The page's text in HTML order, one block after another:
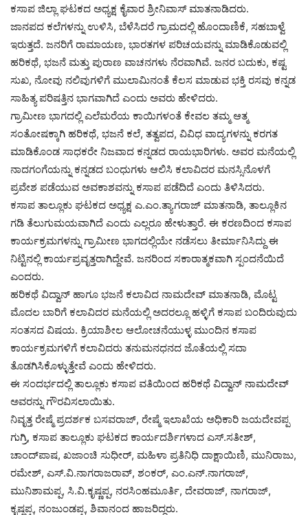
ಕಸಾಪ ಜಿಲ್ಲಾ ಘಟಕದ ಅಧ್ಯಕ್ಷ ಕೈವಾರ ಶ್ರೀನಿವಾಸ್‌ ಮಾತನಾಡಿದರು.
ಜಾನಪದ ಕಲೆಗಳನ್ನು ಉಳಿಸಿ, ಬೆಳೆಸಿದರೆ ಗ್ರಾಮದಲ್ಲಿ ಹೊಂದಾಣಿಕೆ, ಸಹಬಾಳ್ವೆ
ಇರುತ್ತದೆ. ಜನರಿಗೆ ರಾಮಾಯಣ, ಭಾರತಗಳ ಪರಿಚಯವನ್ನು ಮಾಡಿಕೊಡುವಲ್ಲಿ
ಹರಿಕಥೆ, ಭಜನೆ ಮತ್ತು ಪುರಾಣ ವಾಚನಗಳು ನೆರವಾಗಿವೆ. ಜನರ ಬದುಕು, ಕಷ್ಟ
ಸುಖ, ನೋವು ನಲಿವುಗಳಿಗೆ ಮುಲಾಮಿನಂತೆ ಕೆಲಸ ಮಾಡುವ ಭಕ್ತಿ ರಸವು ಕನ್ನಡ
ಸಾಹಿತ್ಯ ಪರಿಷತ್ತಿನ ಭಾಗವಾಗಿದೆ ಎಂದು ಅವರು ಹೇಳಿದರು.
ಗ್ರಾಮೀಣ ಭಾಗದಲ್ಲಿ ಎಲೆಮರೆಯ ಕಾಯಿಗಳಂತೆ ಕೇವಲ ತಮ್ಮ ಆತ್ಮ
ಸಂತೋಷಕ್ಕಾಗಿ ಹರಿಕಥೆ, ಭಜನೆ ಕಲೆ, ತತ್ವಪದ, ವಿವಿಧ ವಾದ್ಯಗಳನ್ನು ಕರಗತ
ಮಾಡಿಕೊಂಡ ಸಾಧಕರೇ ನಿಜವಾದ ಕನ್ನಡದ ರಾಯಭಾರಿಗಳು. ಅವರ ಮನೆಯಲ್ಲಿ
ನಾದಗಂಗೆಯನ್ನು ಕನ್ನಡದ ಬಂಧುಗಳು ಆಲಿಸಿ ಕಲಾವಿದರ ಮನಸ್ಸಿನೊಳಗೆ
ಪ್ರವೇಶ ಪಡೆಯುವ ಅವಕಾಶವನ್ನು ಕಸಾಪ ಪಡೆದಿದೆ ಎಂದು ತಿಳಿಸಿದರು.
ಕಸಾಪ ತಾಲ್ಲೂಕು ಘಟಕದ ಅಧ್ಯಕ್ಷ ಎ.ಎಂ.ತ್ಯಾಗರಾಜ್‌ ಮಾತನಾಡಿ, ತಾಲ್ಲೂಕಿನ
ಗಡಿ ತೆಲುಗುಮಯವಾಗಿದೆ ಎಂದು ಎಲ್ಲರೂ ಹೇಳುತ್ತಾರೆ. ಈ ಕರಣದಿಂದ ಕಸಾಪ
ಕಾರ್ಯಕ್ರಮಗಳನ್ನು ಗ್ರಾಮೀಣ ಭಾಗದಲ್ಲಿಯೇ ನಡೆಸಲು ತೀರ್ಮಾನಿಸಿದ್ದು ಈ
ನಿಟ್ಟಿನಲ್ಲಿ ಕಾರ್ಯಪ್ರವೃತ್ತರಾಗಿದ್ದೇವೆ. ಜನರಿಂದ ಸಕಾರಾತ್ಮಕವಾಗಿ ಸ್ಪಂದನೆಯಿದೆ
ಎಂದರು.
ಹರಿಕಥೆ ವಿದ್ವಾನ್‌ ಹಾಗೂ ಭಜನೆ ಕಲಾವಿದ ನಾಮದೇವ್‌ ಮಾತನಾಡಿ, ಮೊಟ್ಟ
ಮೊದಲ ಬಾರಿಗೆ ಕಲಾವಿದರ ಮನೆಯಲ್ಲಿ ಅದರಲ್ಲೂ ಹಳ್ಳಿಗೆ ಕಸಾಪ ಬಂದಿರುವುದು
ಸಂತಸದ ವಿಷಯ. ಕ್ರಿಯಾಶೀಲ ಆಲೋಚನೆಯುಳ್ಳ ಮುಂದಿನ ಕಸಾಪ
ಕಾರ್ಯಕ್ರಮಗಳಿಗೆ ಕಲಾವಿದರು ತನುಮನಧನದ ಜೊತೆಯಲ್ಲಿ ಸದಾ
ತೊಡಗಿಸಿಕೊಳ್ಳುತ್ತೇವೆ ಎಂದು ಹೇಳಿದರು.
ಈ ಸಂದರ್ಭದಲ್ಲಿ ತಾಲ್ಲೂಕು ಕಸಾಪ ವತಿಯಿಂದ ಹರಿಕಥೆ ವಿದ್ವಾನ್‌ ನಾಮದೇವ್‌
ಅವರನ್ನು ಗೌರವಿಸಲಾಯಿತು.
ನಿವೃತ್ತ ರೇಷ್ಮೆ ಪ್ರದರ್ಶಕ ಬಸವರಾಜ್‌, ರೇಷ್ಮೆ ಇಲಾಖೆಯ ಅಧಿಕಾರಿ ಜಯದೇವಪ್ಪ
ಗುಗ್ರಿ, ಕಸಾಪ ತಾಲ್ಲೂಕು ಘಟಕದ ಕಾರ್ಯದರ್ಶಿಗಳಾದ ಎಸ್‌.ಸತೀಶ್‌,
ಚಾಂದ್‌ಪಾಷ, ಖಜಾಂಚಿ ಸುಧೀರ್‌, ಮಹಿಳಾ ಪ್ರತಿನಿಧಿ ದಾಕ್ಷಾಯಿಣಿ, ಮುನಿರಾಜು,
ರಮೇಶ್‌, ಎಸ್‌.ವಿ.ನಾಗರಾಜರಾವ್‌, ಶಂಕರ್‌, ಎಂ.ಎನ್‌.ನಾಗರಾಜ್‌,
ಮುನಿಶಾಮಪ್ಪ, ಸಿ.ವಿ.ಕೃಷ್ಣಪ್ಪ, ನರಸಿಂಹಮೂರ್ತಿ, ದೇವರಾಜ್‌, ನಾಗರಾಜ್‌,
ಕೃಷ್ಣಪ್ಪ, ನಂಜುಂಡಪ್ಪ, ಶಿವಾನಂದ ಹಾಜರಿದ್ದರು.